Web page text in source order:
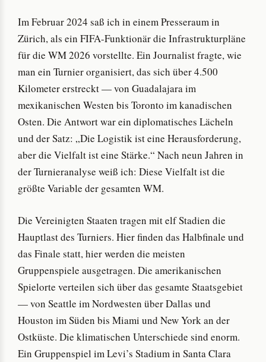
Im Februar 2024 saß ich in einem Presseraum in
Zürich, als ein FIFA-Funktionär die Infrastrukturpläne
für die WM 2026 vorstellte. Ein Journalist fragte, wie
man ein Turnier organisiert, das sich über 4.500
Kilometer erstreckt — von Guadalajara im
mexikanischen Westen bis Toronto im kanadischen
Osten. Die Antwort war ein diplomatisches Lächeln
und der Satz: „Die Logistik ist eine Herausforderung,
aber die Vielfalt ist eine Stärke.“ Nach neun Jahren in
der Turnieranalyse weiß ich: Diese Vielfalt ist die
größte Variable der gesamten WM.
Die Vereinigten Staaten tragen mit elf Stadien die
Hauptlast des Turniers. Hier finden das Halbfinale und
das Finale statt, hier werden die meisten
Gruppenspiele ausgetragen. Die amerikanischen
Spielorte verteilen sich über das gesamte Staatsgebiet
— von Seattle im Nordwesten über Dallas und
Houston im Süden bis Miami und New York an der
Ostküste. Die klimatischen Unterschiede sind enorm.
Ein Gruppenspiel im Levi’s Stadium in Santa Clara